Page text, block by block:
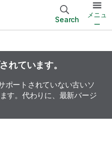
Search
メニュ
ー
れています。
ポートされていない古いソ
す。代わりに、最新バージ